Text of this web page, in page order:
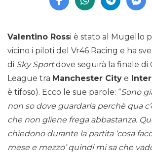
Valentino Rossi è stato al Mugello
vicino i piloti del Vr46 Racing e ha
di Sky Sportdove seguirà la finale di
League tra Manchester City e Inter
è tifoso). Ecco le sue parole: “Sono
non so dove guardarla perchè qua
che non gliene frega abbastanza.
chiedono durante la partita ‘cosa
mese e mezzo’ quindi mi sa che